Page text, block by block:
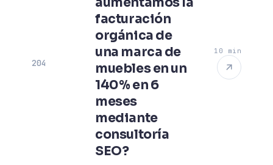
204
facturación
orgánica de
una marca de
muebles en un
140% en 6
meses
mediante
consultoría
SEO?
10 min